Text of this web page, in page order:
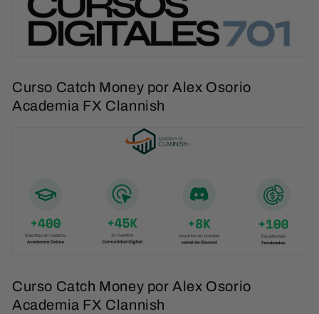
Curso Catch Money por Alex Osorio
Academia FX Clannish
Curso Catch Money por Alex Osorio
Academia FX Clannish